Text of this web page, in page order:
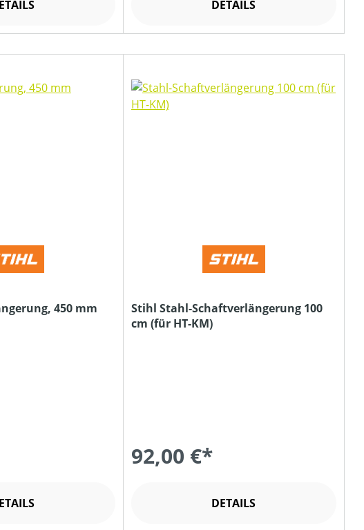
DETAILS
450 mm
Stihl Stahl-Schaftverlängerung 100
cm (für HT-KM)
92,00 €*
DETAILS